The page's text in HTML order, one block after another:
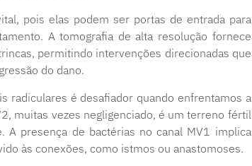
pois elas podem ser portas de entrada para
A tomografia de alta resolução fornece
permitindo intervenções direcionadas que
do dano.
radiculares é desafiador quando enfrentamos a
muitas vezes negligenciado, é um terreno fértil
A presença de bactérias no canal MV1 implica
às conexões, como istmos ou anastomoses.